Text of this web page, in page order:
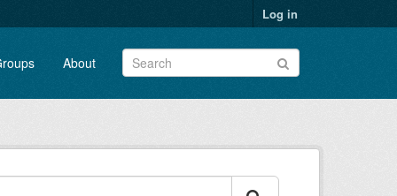
Log in
About